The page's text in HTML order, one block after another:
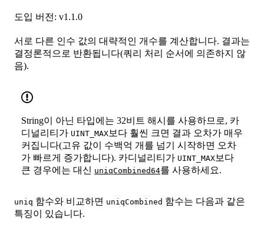
도입 버전: v1.1.0
서로 다른 인수 값의 대략적인 개수를 계산합니다. 결과는
결정론적으로 반환됩니다(쿼리 처리 순서에 의존하지 않
음).
String이 아닌 타입에는 32비트 해시를 사용하므로, 카
디널리티가 UINT_MAX보다 훨씬 크면 결과 오차가 매우
커집니다(고유 값이 수백억 개를 넘기 시작하면 오차
가 빠르게 증가합니다). 카디널리티가 UINT_MAX보다
큰 경우에는 대신 uniqCombined64를 사용하세요.
uniq 함수와 비교하면 uniqCombined 함수는 다음과 같은
특징이 있습니다.